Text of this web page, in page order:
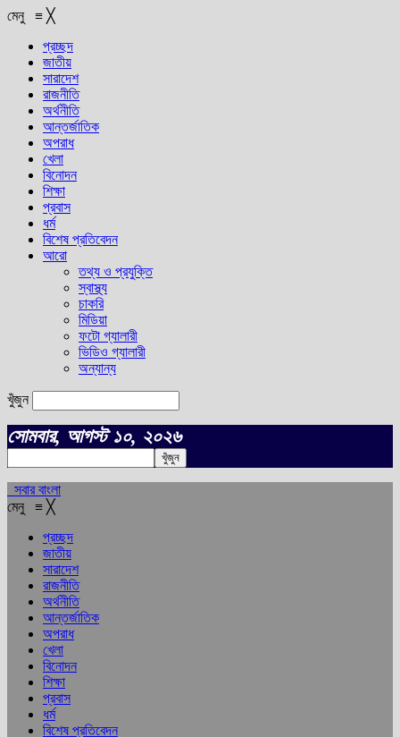
মেনু ≡ ╳
প্রচ্ছদ
জাতীয়
সারাদেশ
রাজনীতি
অর্থনীতি
আন্তর্জাতিক
অপরাধ
খেলা
বিনোদন
শিক্ষা
প্রবাস
ধর্ম
বিশেষ প্রতিবেদন
আরো
তথ্য ও প্রযুক্তি
স্বাস্থ্য
চাকরি
মিডিয়া
ফটো গ্যালারী
ভিডিও গ্যালারী
অন্যান্য
খুঁজুন
সোমবার, আগস্ট ১০, ২০২৬
সবার বাংলা
মেনু ≡ ╳
প্রচ্ছদ
জাতীয়
সারাদেশ
রাজনীতি
অর্থনীতি
আন্তর্জাতিক
অপরাধ
খেলা
বিনোদন
শিক্ষা
প্রবাস
ধর্ম
বিশেষ প্রতিবেদন